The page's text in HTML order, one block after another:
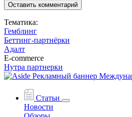
Оставить комментарий
Тематика:
Гемблинг
Беттинг-партнёрки
Адалт
E-commerce
Нутра партнерки
Статьи
Новости